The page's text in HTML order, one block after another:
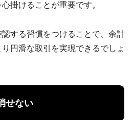
掛けることが重要です。
する習慣をつけることで、余計
円滑な取引を実現できるでしょ
せない